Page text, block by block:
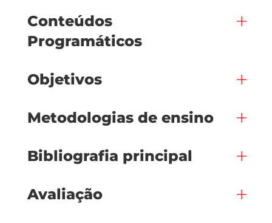
Conteúdos
Programáticos
Objetivos
Metodologias de ensino
Bibliografia principal
Avaliação